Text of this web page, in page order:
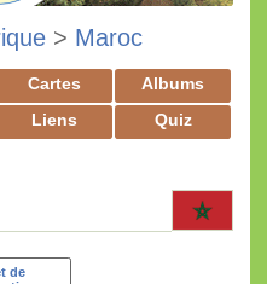
> Maroc
Cartes
Albums
Liens
Quiz
de